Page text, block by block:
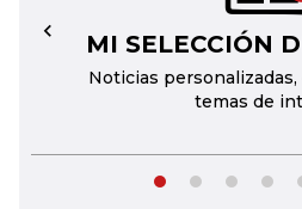
MI SELECCIÓN
Noticias personalizadas,
temas de
←